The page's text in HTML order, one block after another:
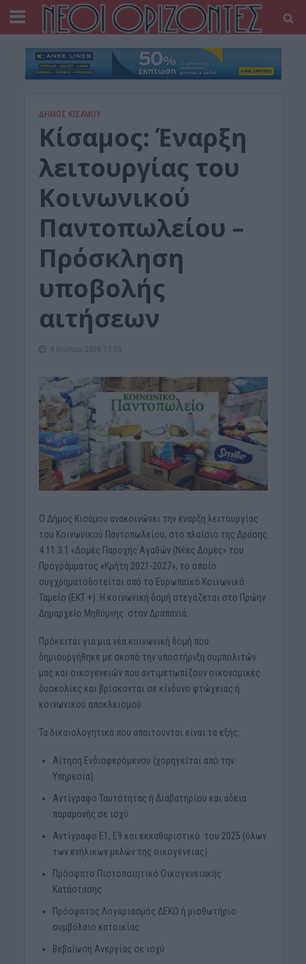
ΔΉΜΟΣ ΚΙΣΆΜΟΥ
Κίσαμος: Έναρξη
λειτουργίας του
Κοινωνικού
Παντοπωλείου –
Πρόσκληση
υποβολής
αιτήσεων
9 Ιουνίου 2026 15:55
Ο Δήμος Κισάμου ανακοινώνει την έναρξη λειτουργίας
του Κοινωνικού Παντοπωλείου, στο πλαίσιο της Δράσης
4.11.3.1 «Δομές Παροχής Αγαθών (Νέες Δομές» του
Προγράμματος «Κρήτη 2021-2027», το οποίο
συγχρηματοδοτείται από το Ευρωπαϊκό Κοινωνικό
Ταμείο (ΕΚΤ +). Η κοινωνική δομή στεγάζεται στο Πρώην
Δημαρχείο Μηθύμνης στον Δραπανιά.
Πρόκειται για μια νέα κοινωνική δομή που
δημιουργήθηκε με σκοπό την υποστήριξη συμπολιτών
μας και οικογενειών που αντιμετωπίζουν οικονομικές
δυσκολίες και βρίσκονται σε κίνδυνο φτώχειας ή
κοινωνικού αποκλεισμού.
Τα δικαιολογητικά που απαιτούνται είναι τα εξής:
Αίτηση Ενδιαφερόμενου (χορηγείται από την
Υπηρεσία)
Αντίγραφο Ταυτότητας ή Διαβατηρίου και άδεια
παραμονής σε ισχύ
Αντίγραφο Ε1, Ε9 και εκκαθαριστικό του 2025 (όλων
των ενήλικων μελών της οικογένειας)
Πρόσφατο Πιστοποιητικό Οικογενειακής
Κατάστασης
Πρόσφατος Λογαριασμός ΔΕΚΟ ή μισθωτήριο
συμβόλαιο κατοικίας
Βεβαίωση Ανεργίας σε ισχύ